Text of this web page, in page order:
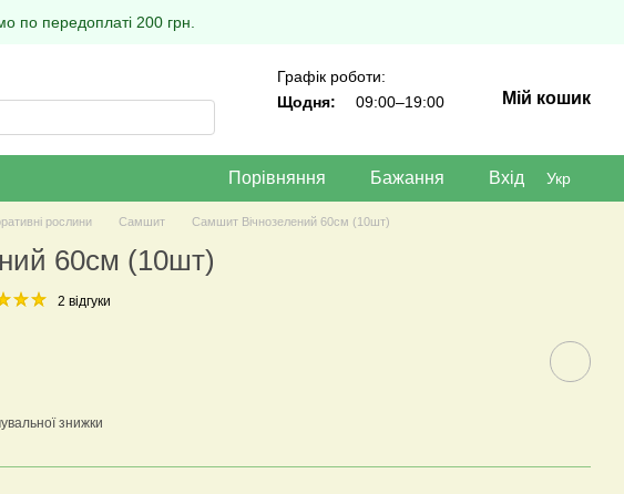
по передоплаті 200 грн.
Графік роботи:
Щодня:
09:00–19:00 Мій кошик
Порівняння Бажання Вхід Укр
рослини Самшит Самшит Вічнозелений 60см (10шт)
60см (10шт)
2 відгуки
знижки